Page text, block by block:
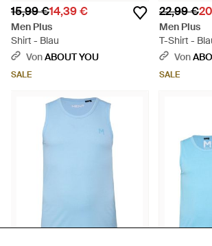
15,99 €14,39 €
Men Plus
Shirt - Blau
VonABOUT YOU
SALE
22,99 €
Men Plus
T-Shirt -
Von
SALE